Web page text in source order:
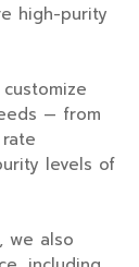
high-purity
— from
levels of
we also